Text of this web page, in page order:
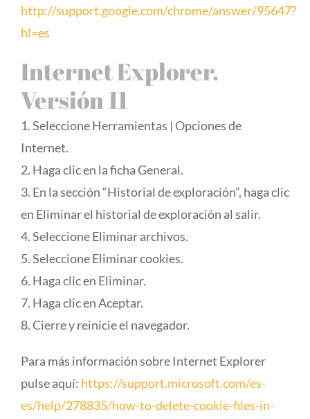
http://support.google.com/chrome/answer/95647?
hl=es
Internet Explorer.
Versión 11
1. Seleccione Herramientas | Opciones de
Internet.
2. Haga clic en la ficha General.
3. En la sección “Historial de exploración”, haga clic
en Eliminar el historial de exploración al salir.
4. Seleccione Eliminar archivos.
5. Seleccione Eliminar cookies.
6. Haga clic en Eliminar.
7. Haga clic en Aceptar.
8. Cierre y reinicie el navegador.
Para más información sobre Internet Explorer
pulse aquí: https://support.microsoft.com/es-
es/help/278835/how-to-delete-cookie-files-in-